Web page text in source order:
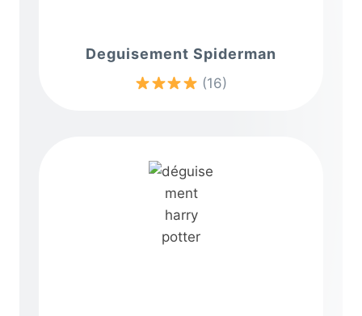
Deguisement Spiderman
(16)